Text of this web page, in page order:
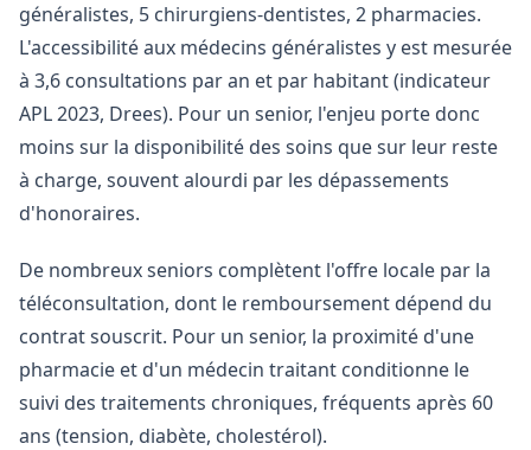
généralistes, 5 chirurgiens-dentistes, 2 pharmacies.
L'accessibilité aux médecins généralistes y est mesurée
à 3,6 consultations par an et par habitant (indicateur
APL 2023, Drees). Pour un senior, l'enjeu porte donc
moins sur la disponibilité des soins que sur leur reste
à charge, souvent alourdi par les dépassements
d'honoraires.
De nombreux seniors complètent l'offre locale par la
téléconsultation, dont le remboursement dépend du
contrat souscrit. Pour un senior, la proximité d'une
pharmacie et d'un médecin traitant conditionne le
suivi des traitements chroniques, fréquents après 60
ans (tension, diabète, cholestérol).